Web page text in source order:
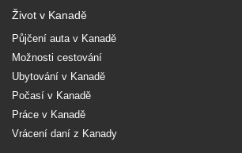
Život v Kanadě
Půjčení auta v Kanadě
Možnosti cestování
Ubytování v Kanadě
Počasí v Kanadě
Práce v Kanadě
Vrácení daní z Kanady